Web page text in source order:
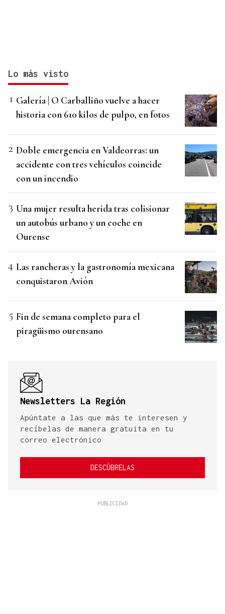
Lo más visto
Galería | O Carballiño vuelve a hacer
historia con 610 kilos de pulpo, en fotos
Doble emergencia en Valdeorras: un
accidente con tres vehículos coincide
con un incendio
Una mujer resulta herida tras colisionar
un autobús urbano y un coche en
Ourense
Las rancheras y la gastronomía mexicana
conquistaron Avión
Fin de semana completo para el
piragüismo ourensano
Newsletters La Región
Apúntate a las que más te interesen y
recíbelas de manera gratuita en tu
correo electrónico
DESCÚBRELAS